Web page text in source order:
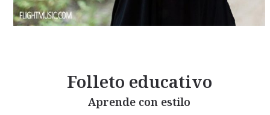
Folleto educativo
Aprende con estilo